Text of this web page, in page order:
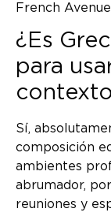
French
¿Es
para
Sí,
composición
ambientes
abrumador,
reuniones y